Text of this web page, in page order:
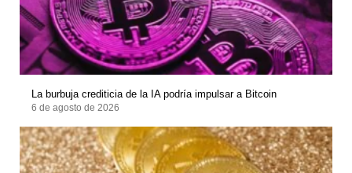
La burbuja crediticia de la IA podría impulsar a Bitcoin
6 de agosto de 2026